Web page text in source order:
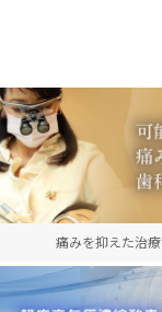
痛みを抑えた治